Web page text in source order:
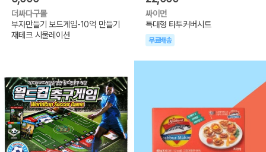
더싸다구몰
부자만들기 보드게임-10억 만들기
재테크 시물레이션
싸이먼
특대형 타투커버시트
무료배송